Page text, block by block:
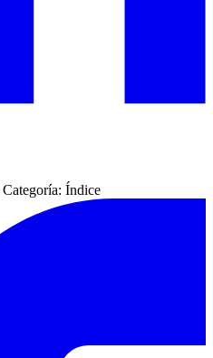
Categoría: Índice